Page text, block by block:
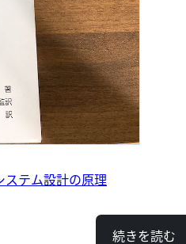
テム設計の原理
続きを読む